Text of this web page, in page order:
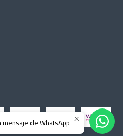
mensaje de WhatsApp